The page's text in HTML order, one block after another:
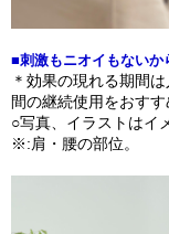
■刺激もニオイもない
＊効果の現れる期間
間の継続使用をおすす
○写真、イラストはイ
※:肩・腰の部位。